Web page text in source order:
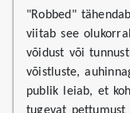
"Robbed"
viitab see
võidust või
võistluste,
publik leiab, et